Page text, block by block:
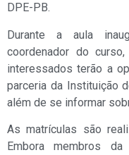
DPE-PB.
Durante a aula
coordenador do
interessados terão a
parceria da Instituição
além de se informar
As matrículas são
Embora membros